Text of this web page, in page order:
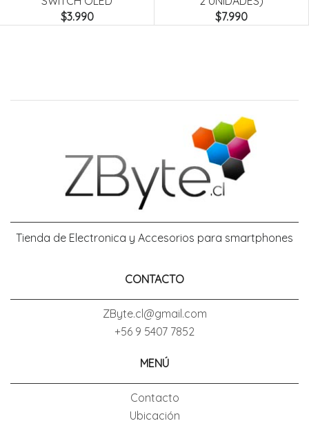
$3.990
$7.990
Tienda de Electronica y Accesorios para smartphones
CONTACTO
ZByte.cl@gmail.com
+56 9 5407 7852
MENÚ
Contacto
Ubicación